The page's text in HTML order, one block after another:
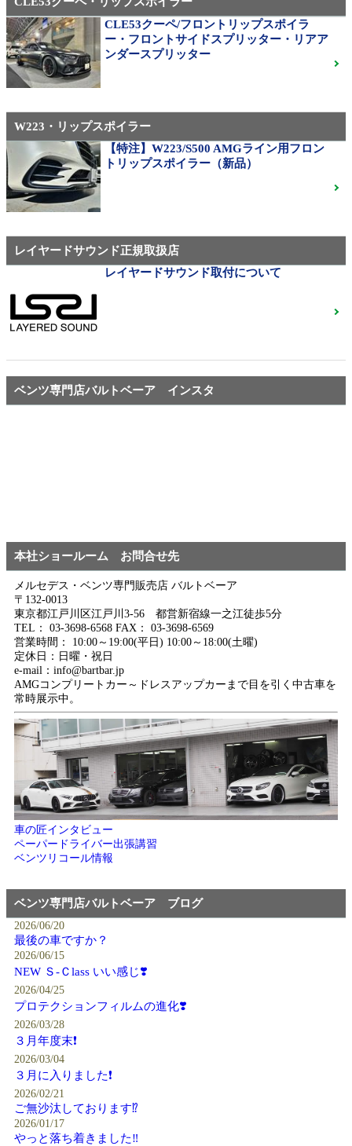
AMG（メルセデスAMG）
21インチ鍛造 TWS EXlete 210M ミシュランパイロッ
310M Exe Monoblock Exlete鍛造23インチ W463A G63
用サイズ（379）
ベンツ中古ホイル・タイヤ
CLE53クーペ/フロントリップスポイラ
ー・フロントサイドスプリッター・リアア
ンダースプリッター
W223・リップスポイラー
【特注】W223/S500 AMGライン用フロン
トリップスポイラー（新品）
レイヤードサウンド正規取扱店
レイヤードサウンド取付について
ベンツ専門店バルトベーア インスタ
本社ショールーム お問合せ先
メルセデス・ベンツ専門販売店 バルトベーア
〒132-0013
東京都江戸川区江戸川3-56 都営新宿線一之江徒歩5分
TEL： 03-3698-6568 FAX： 03-3698-6569
営業時間： 10:00～19:00(平日) 10:00～18:00(土曜)
定休日：日曜・祝日
e-mail：info@bartbar.jp
AMGコンプリートカー～ドレスアップカーまで目を引く中古車を
常時展示中。
車の匠インタビュー
ペーパードライバー出張講習
ベンツリコール情報
ベンツ専門店バルトベーア ブログ
2026/06/20
最後の車ですか？
2026/06/15
NEW Ｓ-Ｃlass いい感じ❣️
2026/04/25
プロテクションフィルムの進化❣️
2026/03/28
３月年度末❗️
2026/03/04
３月に入りました❗️
2026/02/21
ご無沙汰しております⁉️
2026/01/17
やっと落ち着きました‼️